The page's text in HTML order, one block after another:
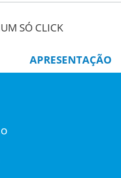
SÓ CLICK
APRESENTAÇÃO